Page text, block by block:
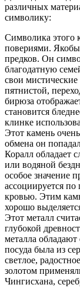
различных
символику:
Символика этого
повериями. Якобы
предков. Он
благодатную
свои мистические
пятнистой,
бирюза
становится
клинке
Этот камень
обмена он
Коралл обладает
или водяной
особое значение
ассоциируется
кровью. Этим
хорошо
Этот металл
глубокой
металла
посуда была из
светлое,
золотом
Чингисхана,